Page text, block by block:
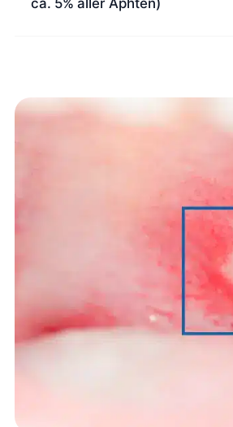
ca. 5% aller Aphten)